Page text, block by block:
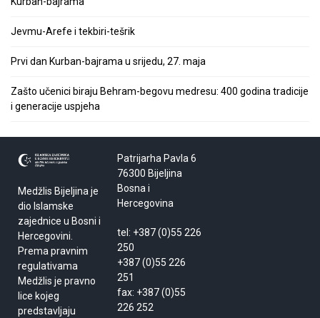
Jevmu-Arefe i tekbiri-tešrik
Prvi dan Kurban-bajrama u srijedu, 27. maja
Zašto učenici biraju Behram-begovu medresu: 400 godina tradicije
i generacije uspjeha
Medžlis Bijeljina je
dio Islamske
zajednice u Bosni i
Hercegovini.
Prema pravnim
regulativama
Medžlis je pravno
lice kojeg
predstavljaju
Patrijarha Pavla 6
76300 Bijeljina
Bosna i
Hercegovina
tel: +387 (0)55 226
250
+387 (0)55 226
251
fax: +387 (0)55
226 252